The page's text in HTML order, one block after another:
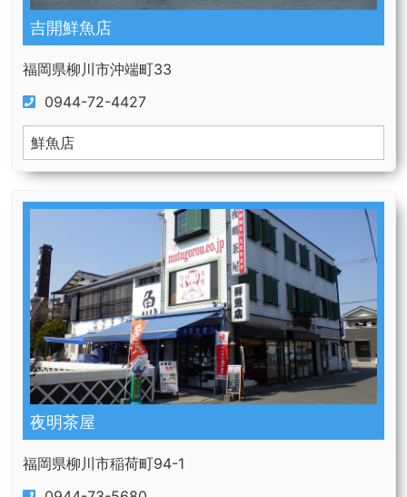
吉開鮮魚店
福岡県柳川市沖端町33
0944-72-4427
鮮魚店
夜明茶屋
福岡県柳川市稲荷町94-1